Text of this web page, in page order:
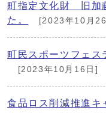
町指定文化財 旧加
た。
[2023年10月
町民スポーツフェス
[2023年10月16日]
食品ロス削減推進キ